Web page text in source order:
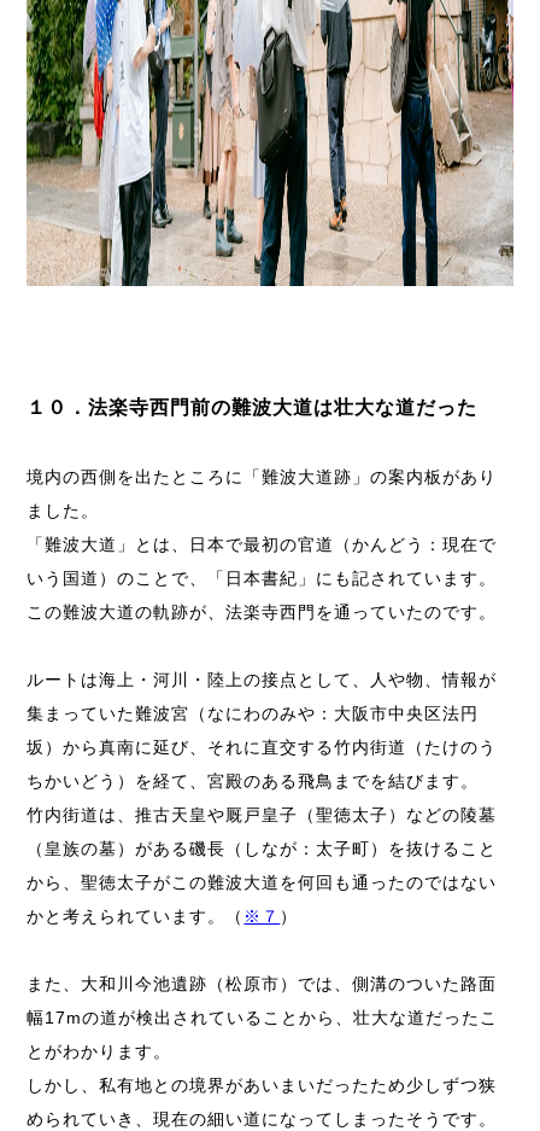
１０．法楽寺西門前の難波大道は壮大な道だった
境内の西側を出たところに「難波大道跡」の案内板があり
ました。
「難波大道」とは、日本で最初の官道（かんどう：現在で
いう国道）のことで、「日本書紀」にも記されています。
この難波大道の軌跡が、法楽寺西門を通っていたのです。
ルートは海上・河川・陸上の接点として、人や物、情報が
集まっていた難波宮（なにわのみや：大阪市中央区法円
坂）から真南に延び、それに直交する竹内街道（たけのう
ちかいどう）を経て、宮殿のある飛鳥までを結びます。
竹内街道は、推古天皇や厩戸皇子（聖徳太子）などの陵墓
（皇族の墓）がある磯長（しなが：太子町）を抜けること
から、聖徳太子がこの難波大道を何回も通ったのではない
かと考えられています。（ ※７ ）
また、大和川今池遺跡（松原市）では、側溝のついた路面
幅17mの道が検出されていることから、壮大な道だったこ
とがわかります。
しかし、私有地との境界があいまいだったため少しずつ狭
められていき、現在の細い道になってしまったそうです。